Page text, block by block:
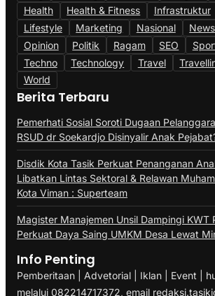
Health
Health & Fitness Infrastruktur
Lifestyle
Marketing Nasional News
Opinion
Politik Ragam SEO
Techno
Technology Travel
World
Berita Terbaru
Pemerhati Sosial Soroti Dugaan
RSUD dr Soekardjo Disinyalir Anak
Disdik Kota Tasik Perkuat Penanganan
Libatkan Lintas Sektoral & Relawan
Kota Viman : Superteam
Magister Manajemen Unsil Dampingi KWT
Perkuat Daya Saing UMKM Desa Lewat
Info Penting
Pemberitaan | Advetorial | Iklan | Event |
melalui 082214717372, email